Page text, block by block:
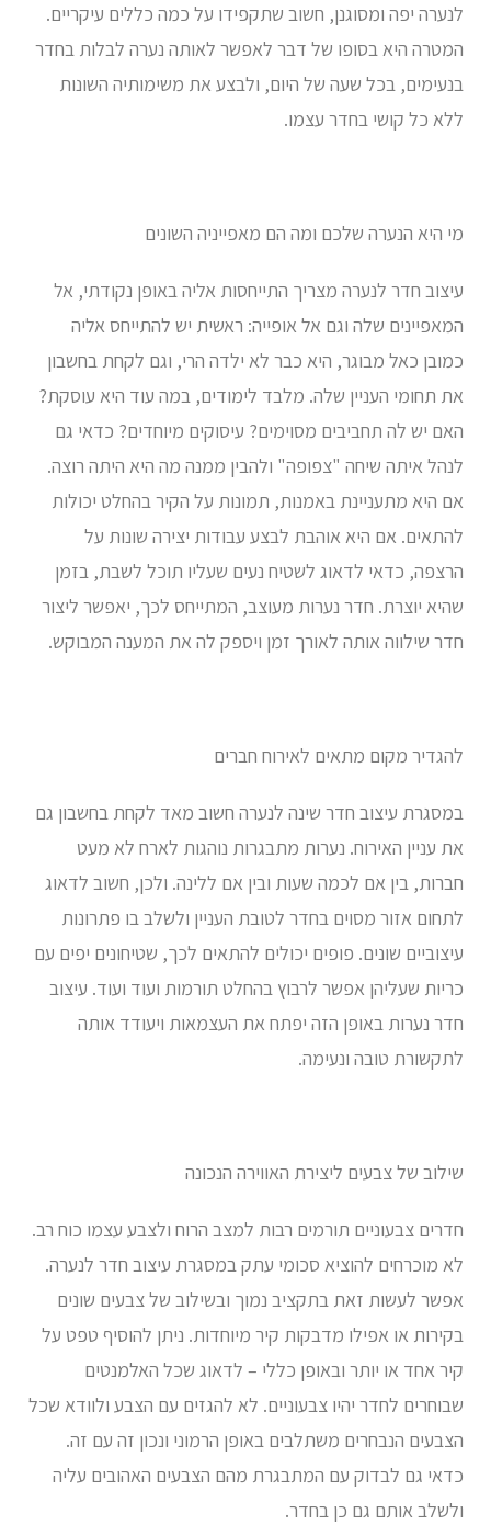
לנערה יפה ומסוגנן, חשוב שתקפידו על כמה כללים עיקריים.
המטרה היא בסופו של דבר לאפשר לאותה נערה לבלות בחדר
בנעימים, בכל שעה של היום, ולבצע את משימותיה השונות
ללא כל קושי בחדר עצמו.
מי היא הנערה שלכם ומה הם מאפייניה השונים
עיצוב חדר לנערה מצריך התייחסות אליה באופן נקודתי, אל
המאפיינים שלה וגם אל אופייה: ראשית יש להתייחס אליה
כמובן כאל מבוגר, היא כבר לא ילדה הרי, וגם לקחת בחשבון
את תחומי העניין שלה. מלבד לימודים, במה עוד היא עוסקת?
האם יש לה תחביבים מסוימים? עיסוקים מיוחדים? כדאי גם
לנהל איתה שיחה "צפופה" ולהבין ממנה מה היא היתה רוצה.
אם היא מתעניינת באמנות, תמונות על הקיר בהחלט יכולות
להתאים. אם היא אוהבת לבצע עבודות יצירה שונות על
הרצפה, כדאי לדאוג לשטיח נעים שעליו תוכל לשבת, בזמן
שהיא יוצרת. חדר נערות מעוצב, המתייחס לכך, יאפשר ליצור
חדר שילווה אותה לאורך זמן ויספק לה את המענה המבוקש.
להגדיר מקום מתאים לאירוח חברים
במסגרת עיצוב חדר שינה לנערה חשוב מאד לקחת בחשבון גם
את עניין האירוח. נערות מתבגרות נוהגות לארח לא מעט
חברות, בין אם לכמה שעות ובין אם ללינה. ולכן, חשוב לדאוג
לתחום אזור מסוים בחדר לטובת העניין ולשלב בו פתרונות
עיצוביים שונים. פופים יכולים להתאים לכך, שטיחונים יפים עם
כריות שעליהן אפשר לרבוץ בהחלט תורמות ועוד ועוד. עיצוב
חדר נערות באופן הזה יפתח את העצמאות ויעודד אותה
לתקשורת טובה ונעימה.
שילוב של צבעים ליצירת האווירה הנכונה
חדרים צבעוניים תורמים רבות למצב הרוח ולצבע עצמו כוח רב.
לא מוכרחים להוציא סכומי עתק במסגרת עיצוב חדר לנערה.
אפשר לעשות זאת בתקציב נמוך ובשילוב של צבעים שונים
בקירות או אפילו מדבקות קיר מיוחדות. ניתן להוסיף טפט על
קיר אחד או יותר ובאופן כללי – לדאוג שכל האלמנטים
שבוחרים לחדר יהיו צבעוניים. לא להגזים עם הצבע ולוודא שכל
הצבעים הנבחרים משתלבים באופן הרמוני ונכון זה עם זה.
כדאי גם לבדוק עם המתבגרת מהם הצבעים האהובים עליה
ולשלב אותם גם כן בחדר.